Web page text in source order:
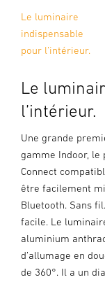
Le luminaire
indispensable
pour l’intérieur.
Le
l’intérieur.
Une grande
gamme Indoor, le
Connect
être facilement
Bluetooth. Sans
facile. Le
aluminium
d’allumage en
de 360°. Il a un